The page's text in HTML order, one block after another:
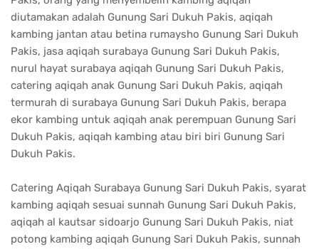
diutamakan adalah Gunung Sari Dukuh Pakis, aqiqah
kambing jantan atau betina rumaysho Gunung Sari Dukuh
Pakis, jasa aqiqah surabaya Gunung Sari Dukuh Pakis,
nurul hayat surabaya aqiqah Gunung Sari Dukuh Pakis,
catering aqiqah anak Gunung Sari Dukuh Pakis, aqiqah
termurah di surabaya Gunung Sari Dukuh Pakis, berapa
ekor kambing untuk aqiqah anak perempuan Gunung Sari
Dukuh Pakis, aqiqah kambing atau biri biri Gunung Sari
Dukuh Pakis.
Catering Aqiqah Surabaya Gunung Sari Dukuh Pakis, syarat
kambing aqiqah sesuai sunnah Gunung Sari Dukuh Pakis,
aqiqah al kautsar sidoarjo Gunung Sari Dukuh Pakis, niat
potong kambing aqiqah Gunung Sari Dukuh Pakis, sunnah